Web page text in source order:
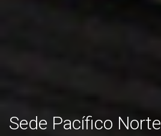
Sede Pacífico Norte